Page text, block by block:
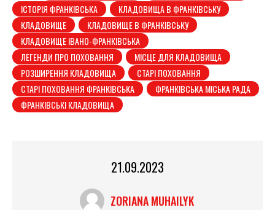
ІСТОРІЯ ФРАНКІВСЬКА
КЛАДОВИЩА В ФРАНКІВСЬКУ
КЛАДОВИЩЕ
КЛАДОВИЩЕ В ФРАНКІВСЬКУ
КЛАДОВИЩЕ ІВАНО-ФРАНКІВСЬКА
ЛЕГЕНДИ ПРО ПОХОВАННЯ
МІСЦЕ ДЛЯ КЛАДОВИЩА
РОЗШИРЕННЯ КЛАДОВИЩА
СТАРІ ПОХОВАННЯ
СТАРІ ПОХОВАННЯ ФРАНКІВСЬКА
ФРАНКІВСЬКА МІСЬКА РАДА
ФРАНКІВСЬКІ КЛАДОВИЩА
21.09.2023
ZORIANA MUHAILYK